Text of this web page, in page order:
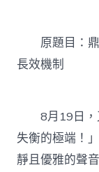
原題目：鼎
長效機制
8月19日，
失衡的極端！
靜且優雅的聲